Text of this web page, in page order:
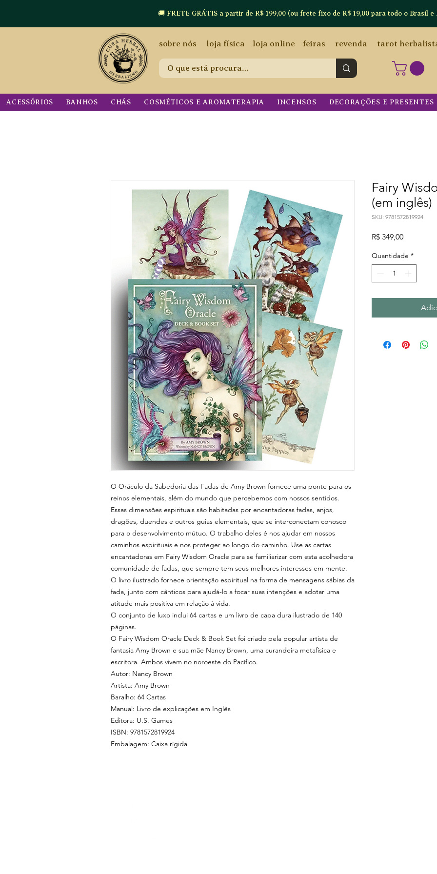
🚚 FRETE GRÁTIS a partir de R$ 199,00 (ou frete fixo de R$ 19,00 para todo o Brasil e
sobre nós loja física loja online feiras revenda tarot
ACESSÓRIOS BANHOS CHÁS COSMÉTICOS E AROMATERAPIA INCENSOS DECORAÇÕES E PRESENTES
O Oráculo da Sabedoria das Fadas de Amy Brown fornece uma ponte para os
reinos elementais, além do mundo que percebemos com nossos sentidos.
Essas dimensões espirituais são habitadas por encantadoras fadas, anjos,
dragões, duendes e outros guias elementais, que se interconectam conosco
para o desenvolvimento mútuo. O trabalho deles é nos ajudar em nossos
caminhos espirituais e nos proteger ao longo do caminho. Use as cartas
encantadoras em Fairy Wisdom Oracle para se familiarizar com esta acolhedora
comunidade de fadas, que sempre tem seus melhores interesses em mente.
O livro ilustrado fornece orientação espiritual na forma de mensagens sábias da
fada, junto com cânticos para ajudá-lo a focar suas intenções e adotar uma
atitude mais positiva em relação à vida.
O conjunto de luxo inclui 64 cartas e um livro de capa dura ilustrado de 140
páginas.
O Fairy Wisdom Oracle Deck & Book Set foi criado pela popular artista de
fantasia Amy Brown e sua mãe Nancy Brown, uma curandeira metafísica e
escritora. Ambos vivem no noroeste do Pacífico.
Autor: Nancy Brown
Artista: Amy Brown
Baralho: 64 Cartas
Manual: Livro de explicações em Inglês
Editora: U.S. Games
ISBN: 9781572819924
Embalagem: Caixa rígida
Fairy
(em inglês)
SKU: 9781572819924
R$ 349,00Preço
Quantidade *